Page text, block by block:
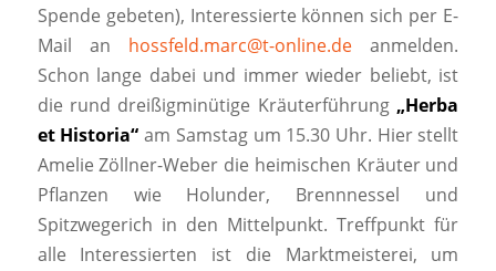
Spende gebeten), Interessierte können sich per E-
Mail an hossfeld.marc@t-online.de anmelden.
Schon lange dabei und immer wieder beliebt, ist
die rund dreißigminütige Kräuterführung „Herba
et Historia“ am Samstag um 15.30 Uhr. Hier stellt
Amelie Zöllner-Weber die heimischen Kräuter und
Pflanzen wie Holunder, Brennnessel und
Spitzwegerich in den Mittelpunkt. Treffpunkt für
alle Interessierten ist die Marktmeisterei, um